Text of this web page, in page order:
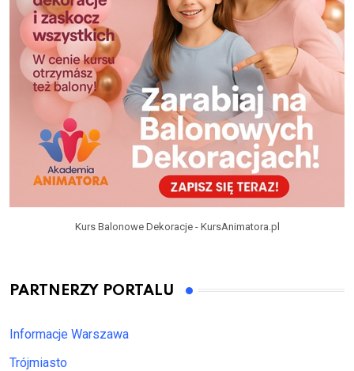
Kurs Balonowe Dekoracje - KursAnimatora.pl
PARTNERZY PORTALU
Informacje Warszawa
Trójmiasto